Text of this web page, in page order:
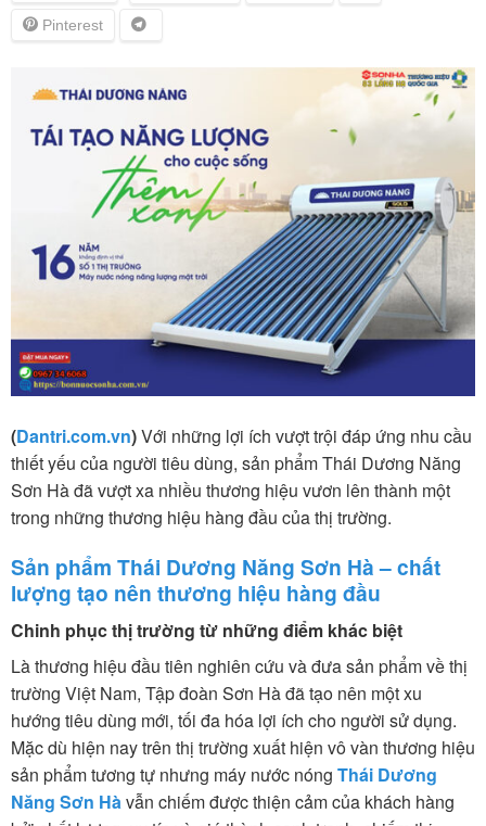
(Dantri.com.vn)Với những lợi ích vượt trội đáp ứng nhu cầu
thiết yếu của người tiêu dùng, sản phẩm Thái Dương Năng
Sơn Hà đã vượt xa nhiều thương hiệu vươn lên thành một
trong những thương hiệu hàng đầu của thị trường.
Sản phẩm Thái Dương Năng Sơn Hà – chất
lượng tạo nên thương hiệu hàng đầu
Chinh phục thị trường từ những điểm khác biệt
Là thương hiệu đầu tiên nghiên cứu và đưa sản phẩm về thị
trường Việt Nam, Tập đoàn Sơn Hà đã tạo nên một xu
hướng tiêu dùng mới, tối đa hóa lợi ích cho người sử dụng.
Mặc dù hiện nay trên thị trường xuất hiện vô vàn thương hiệu
sản phẩm tương tự nhưng máy nước nóng Thái Dương
Năng Sơn Hàvẫn chiếm được thiện cảm của khách hàng